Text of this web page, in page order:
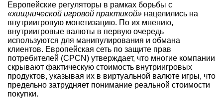
Европейские регуляторы в рамках борьбы с
«хищнической игровой практикой» нацелились на
внутриигровую монетизацию. По их мнению,
внутриигровые валюты в первую очередь
используются для манипулирования и обмана
клиентов. Европейская сеть по защите прав
потребителей (CPCN) утверждает, что многие компании
скрывают фактическую стоимость внутриигровых
продуктов, указывая их в виртуальной валюте игры, что
предельно затрудняет понимание реальной стоимости
покупки.